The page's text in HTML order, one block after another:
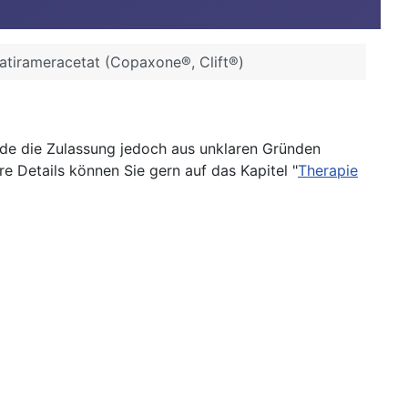
(Copaxone®, Clift®)
die Zulassung jedoch aus unklaren Gründen
Details können Sie gern auf das Kapitel "Therapie